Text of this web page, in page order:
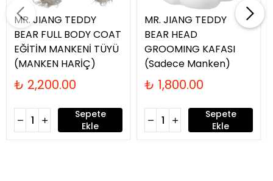
MR. JIANG TEDDY
BEAR FULL BODY COAT
EĞİTİM MANKENİ TÜYÜ
(MANKEN HARİÇ)
₺ 2,200.00
Sepete
Ekle
MR. JIANG TEDDY
BEAR HEAD
GROOMING KAFASI
(Sadece Manken)
₺ 1,800.00
Sepete
Ekle